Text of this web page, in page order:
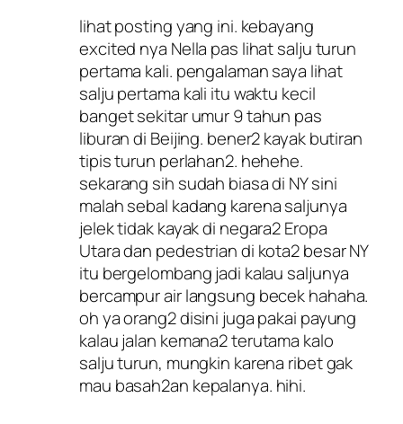
lihat posting yang ini. kebayang
excited nya Nella pas lihat salju turun
pertama kali. pengalaman saya lihat
salju pertama kali itu waktu kecil
banget sekitar umur 9 tahun pas
liburan di Beijing. bener2 kayak butiran
tipis turun perlahan2. hehehe.
sekarang sih sudah biasa di NY sini
malah sebal kadang karena saljunya
jelek tidak kayak di negara2 Eropa
Utara dan pedestrian di kota2 besar NY
itu bergelombang jadi kalau saljunya
bercampur air langsung becek hahaha.
oh ya orang2 disini juga pakai payung
kalau jalan kemana2 terutama kalo
salju turun, mungkin karena ribet gak
mau basah2an kepalanya. hihi.